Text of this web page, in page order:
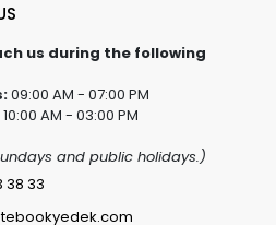
us during the following
09:00 AM - 07:00 PM
10:00 AM - 03:00 PM
and public holidays.)
38 33